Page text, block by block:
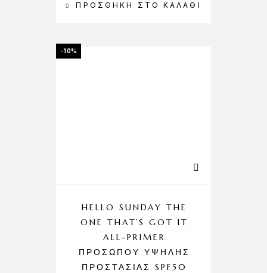
ΠΡΟΣΘΉΚΗ ΣΤΟ ΚΑΛΆΘΙ
-10%
HELLO SUNDAY THE
ONE THAT’S GOT IT
ALL-PRIMER
ΠΡΟΣΏΠΟΥ ΥΨΗΛΉΣ
ΠΡΟΣΤΑΣΊΑΣ SPF50